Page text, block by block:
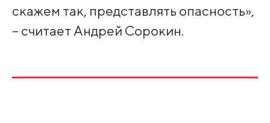
скажем так, представлять опасность»,
– считает Андрей Сорокин.